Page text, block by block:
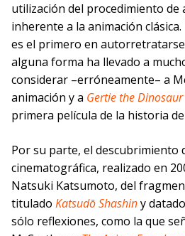
utilización del procedimiento de
inherente a la animación
es el primero en
alguna forma ha llevado a
considerar –erróneamente– a
animación y a Gertie the Dinosaur
primera película de la historia
Por su parte, el descubrimiento
cinematográfica, realizado en
Natsuki Katsumoto, del
titulado Katsudō Shashiny
sólo reflexiones, como la que